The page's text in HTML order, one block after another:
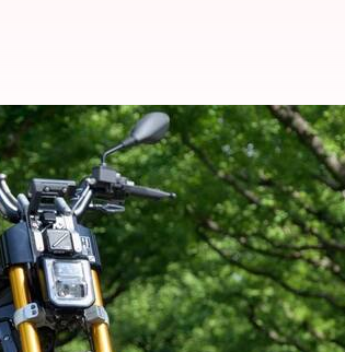
में बुकिंग शुरू, जानिए कब
के लिए भारत में बुकिंग खोल दी है। यह
सबसे महंगा इलेक्ट्रिक स्कूटर होगा।
दोनों की विशेषता लिए है। इसमें